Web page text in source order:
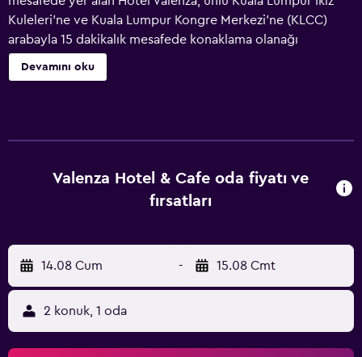
Kuleleri'ne ve Kuala Lumpur Kongre Merkezi'ne (KLCC)
arabayla 15 dakikalık mesafede konaklama olanağı
sunmaktadır. Modern odalarda klima ve ücretsiz Wi-Fi
erişimi mevcuttur. Tüm odalar klima ve kablo TV ile
ücret karşılığında toplantı olanakları da sağlanmaktadır.
Hotel Valenza'nın lobisindeki restoranda otantik Tay
uzaklıktadır.
Devamını oku
Valenza Hotel & Cafe oda fiyatı ve
fırsatları
14.08 Cum - 15.08 Cmt
2 konuk, 1 oda